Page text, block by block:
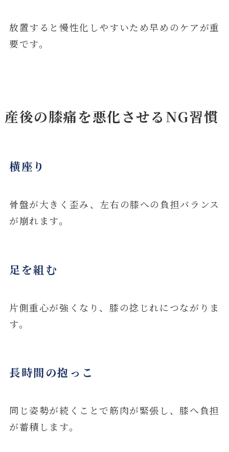
放置すると慢性化しやすいため早めのケアが重
要です。
産後の膝痛を悪化させるNG習慣
横座り
骨盤が大きく歪み、左右の膝への負担バランス
が崩れます。
足を組む
片側重心が強くなり、膝の捻じれにつながりま
す。
長時間の抱っこ
同じ姿勢が続くことで筋肉が緊張し、膝へ負担
が蓄積します。